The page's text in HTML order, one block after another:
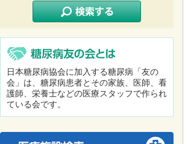
日本糖尿病協会に加入する糖尿病「友の
会」は、糖尿病患者とその家族、医師、看
護師、栄養士などの医療スタッフで作られ
ている会です。